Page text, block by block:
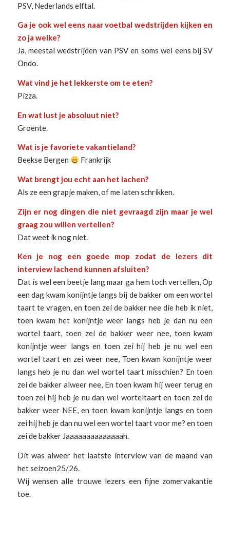
PSV, Nederlands elftal.
Ga je ook wel eens naar voetbal wedstrijden kijken en
zo ja welke?
Ja, meestal wedstrijden van PSV en soms wel eens bij SV
Ondo.
Wat vind je het lekkerste om te eten?
Pizza.
En wat lust je absoluut niet?
Groente.
Wat is je favoriete vakantieland?
Beekse Bergen
Frankrijk
Wat brengt jou echt aan het lachen?
Als ze een grapje maken, of me laten schrikken.
Zijn er nog dingen die niet gevraagd zijn maar je wel
graag zou willen vertellen?
Dat weet ik nog niet.
Ken je nog een goede mop zodat de lezers dit
interview lachend kunnen afsluiten?
Dat is wel een beetje lang maar ga hem toch vertellen, Op
een dag kwam konijntje langs bij de bakker om een wortel
taart te vragen, en toen zei de bakker nee die heb ik niet,
toen kwam het konijntje weer langs heb je dan nu een
wortel taart, toen zei de bakker weer nee, toen kwam
konijntje weer langs en toen zei hij heb je nu wel een
wortel taart en zei weer nee, Toen kwam konijntje weer
langs heb je nu dan wel wortel taart misschien? En toen
zei de bakker alweer nee, En toen kwam hij weer terug en
toen zei hij heb je nu dan wel worteltaart en toen zei de
bakker weer NEE, en toen kwam konijntje langs en toen
zei hij heb je dan nu wel een wortel taart voor me? en toen
zei de bakker Jaaaaaaaaaaaaaah.
Dit was alweer het laatste interview van de maand van
het seizoen25/26.
Wij wensen alle trouwe lezers een fijne zomervakantie
toe.